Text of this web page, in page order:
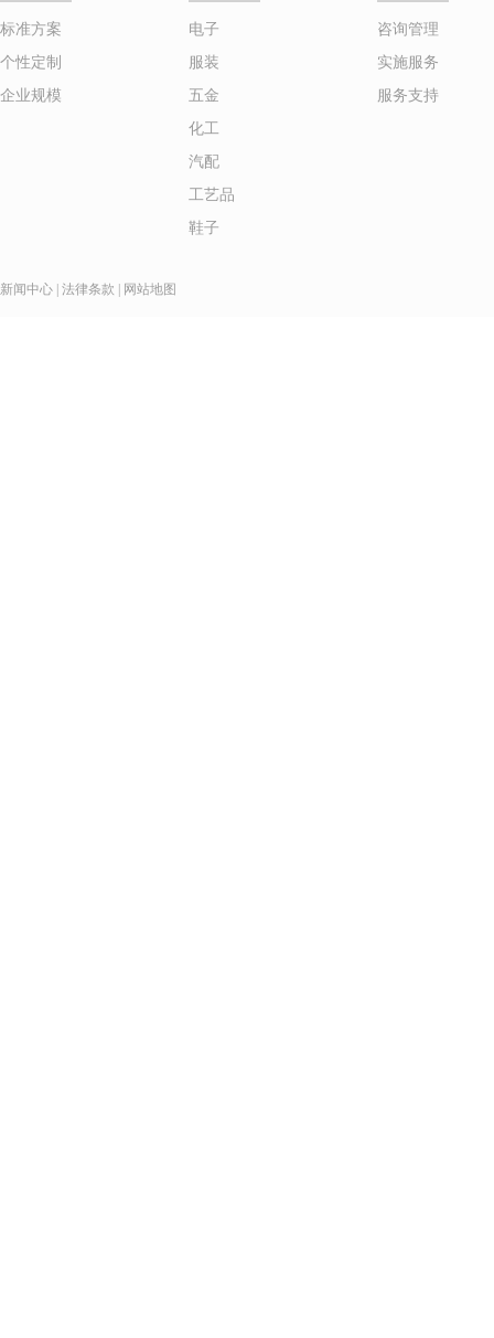
标准方案
个性定制
企业规模
电子
服装
五金
化工
汽配
工艺品
鞋子
咨询管理
实施服务
服务支持
新闻中心 | 法律条款 | 网站地图